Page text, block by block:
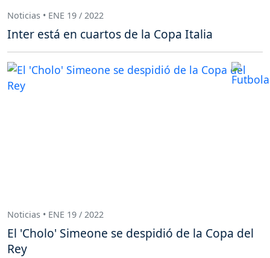
Noticias • ENE 19 / 2022
Inter está en cuartos de la Copa Italia
Noticias • ENE 19 / 2022
El 'Cholo' Simeone se despidió de la Copa del
Rey